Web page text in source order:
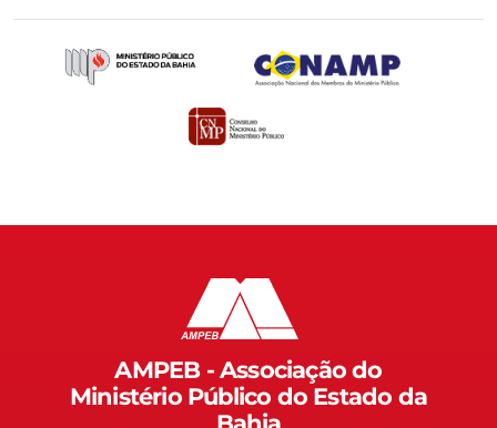
AMPEB - Associação do
Ministério Público do Estado da